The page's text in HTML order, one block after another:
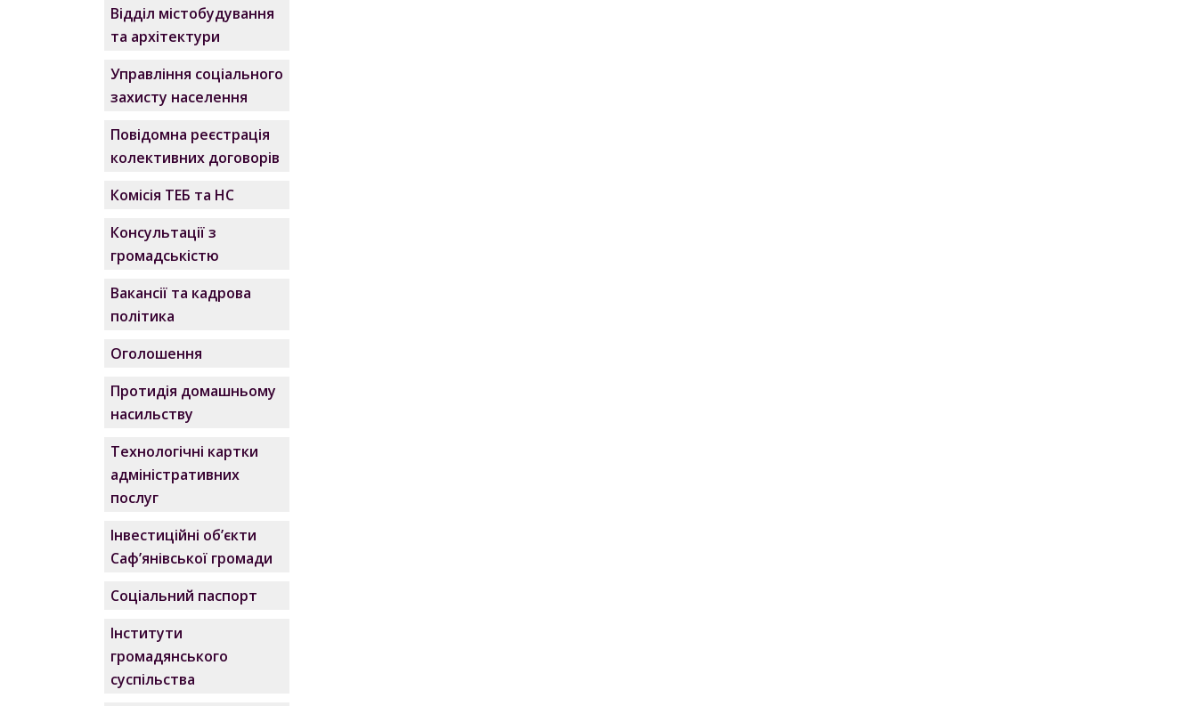
Відділ містобудування
та архітектури
Управління соціального
захисту населення
Повідомна реєстрація
колективних договорів
Комісія ТЕБ та НС
Консультації з
громадськістю
Вакансії та кадрова
політика
Оголошення
Протидія домашньому
насильству
Технологічні картки
адміністративних
послуг
Інвестиційні об’єкти
Саф’янівської громади
Соціальний паспорт
Інститути
громадянського
суспільства